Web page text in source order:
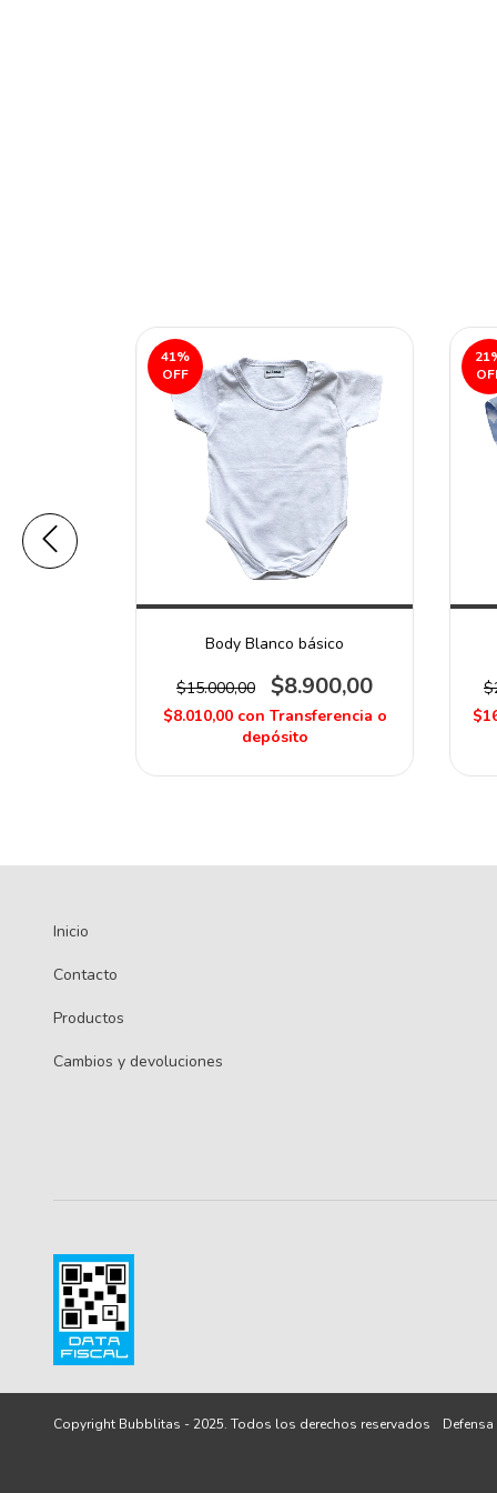
41%
OFF
Body Blanco básico
$15.000,00 $8.900,00
$8.010,00 con Transferencia o
depósito
21
Inicio
Contacto
Productos
Cambios y devoluciones